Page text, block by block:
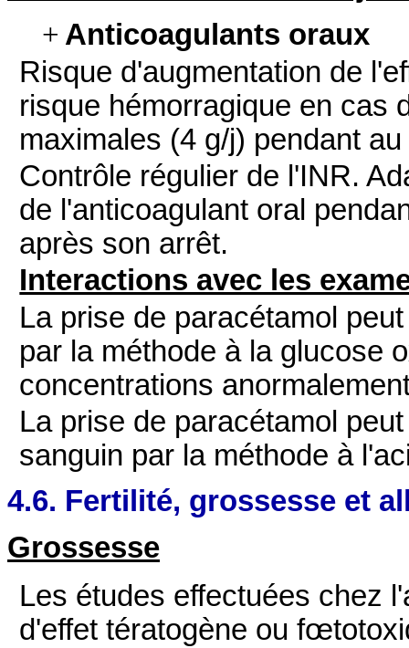
+ Anticoagulants oraux
Risque d'augmentation de
risque hémorragique en cas
maximales (4 g/j) pendant
Contrôle régulier de l'INR.
de l'anticoagulant oral
après son arrêt.
Interactions avec les
La prise de paracétamol
par la méthode à la glucose
concentrations
La prise de paracétamol
sanguin par la méthode à
4.6. Fertilité, grossesse et
Grossesse
Les études effectuées chez
d'effet tératogène ou